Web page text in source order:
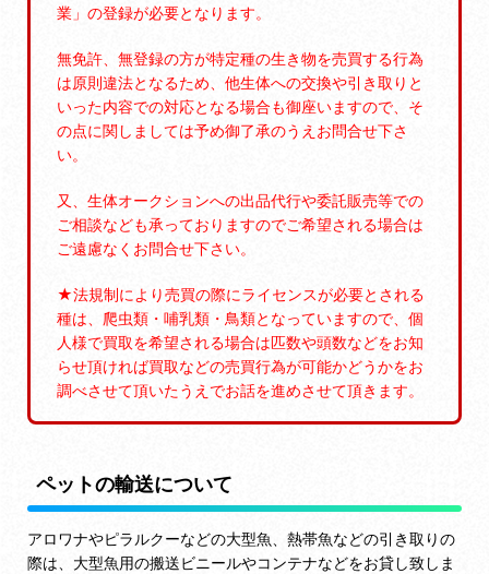
業」の登録が必要となります。
無免許、無登録の方が特定種の生き物を売買する行為
は原則違法となるため、他生体への交換や引き取りと
いった内容での対応となる場合も御座いますので、そ
の点に関しましては予め御了承のうえお問合せ下さ
い。
又、生体オークションへの出品代行や委託販売等での
ご相談なども承っておりますのでご希望される場合は
ご遠慮なくお問合せ下さい。
★法規制により売買の際にライセンスが必要とされる
種は、爬虫類・哺乳類・鳥類となっていますので、個
人様で買取を希望される場合は匹数や頭数などをお知
らせ頂ければ買取などの売買行為が可能かどうかをお
調べさせて頂いたうえでお話を進めさせて頂きます。
ペットの輸送について
アロワナやピラルクーなどの大型魚、熱帯魚などの引き取りの
際は、大型魚用の搬送ビニールやコンテナなどをお貸し致しま